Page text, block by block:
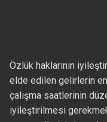
Özlük haklarının
elde edilen gelirlerin
çalışma saatlerinin
iyileştirilmesi